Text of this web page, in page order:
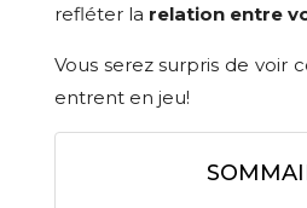
refléter la relation entre
Vous serez surpris de voir
entrent en jeu!